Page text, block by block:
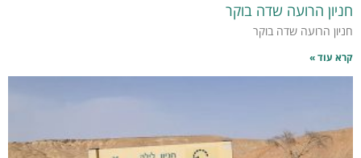
חניון הרועה שדה בוקר
חניון הרועה שדה בוקר
קרא עוד »